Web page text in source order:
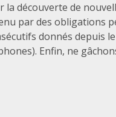
découverte de
par des obligations
donnés depuis
Enfin, ne